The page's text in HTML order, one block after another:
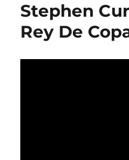
Stephen
Rey De